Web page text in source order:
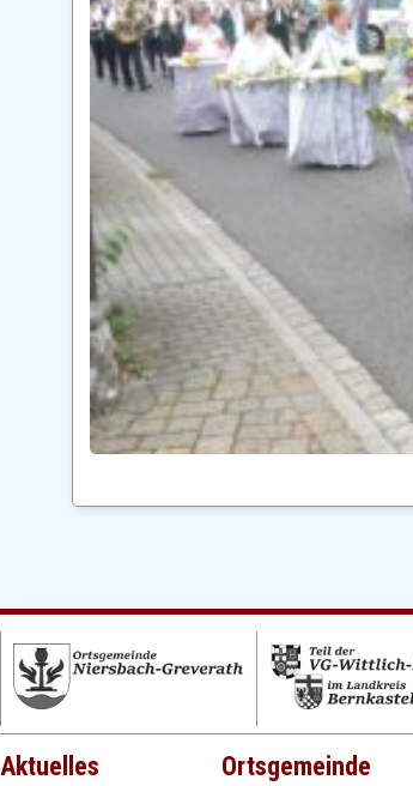
Aktuelles Ortsgemeinde